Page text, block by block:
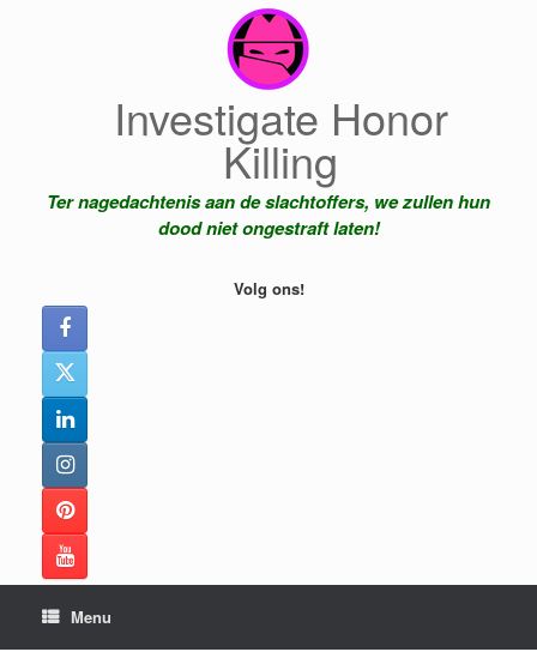
Investigate Honor
Killing
Ter nagedachtenis aan de slachtoffers, we zullen hun
dood niet ongestraft laten!
Volg ons!
Menu